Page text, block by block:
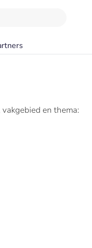
en thema: